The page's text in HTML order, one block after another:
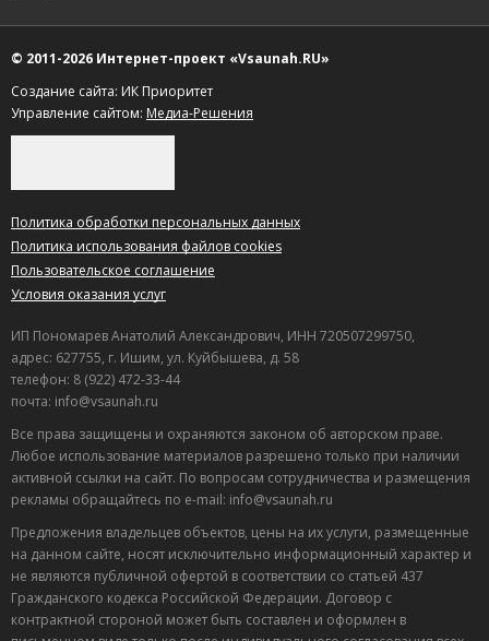
© 2011-2026 Интернет-проект «Vsaunah.RU»
Создание сайта: ИК Приоритет
Управление сайтом: Медиа-Решения
Политика обработки персональных данных
Политика использования файлов cookies
Пользовательское соглашение
Условия оказания услуг
ИП Пономарев Анатолий Александрович, ИНН 720507299750,
адрес: 627755, г. Ишим, ул. Куйбышева, д. 58
телефон: 8 (922) 472-33-44
почта: info@vsaunah.ru
Все права защищены и охраняются законом об авторском праве.
Любое использование материалов разрешено только при наличии
активной ссылки на сайт. По вопросам сотрудничества и размещения
рекламы обращайтесь по e-mail: info@vsaunah.ru
Предложения владельцев объектов, цены на их услуги, размещенные
на данном сайте, носят исключительно информационный характер и
не являются публичной офертой в соответствии со статьей 437
Гражданского кодекса Российской Федерации. Договор с
контрактной стороной может быть составлен и оформлен в
Лучшие